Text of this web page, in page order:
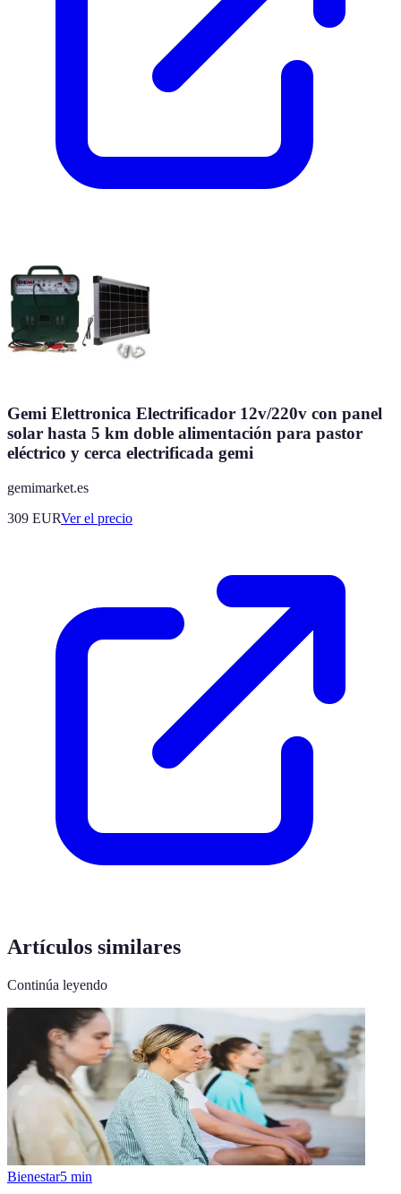
Gemi Elettronica Electrificador 12v/220v con panel
solar hasta 5 km doble alimentación para pastor
eléctrico y cerca electrificada gemi
gemimarket.es
309 EURVer el precio
Artículos similares
Continúa leyendo
Bienestar5 min